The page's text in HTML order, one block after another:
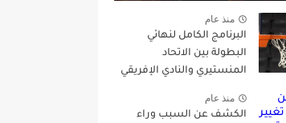
منذ عام
البرنامج الكامل لنهائي
البطولة بين الاتحاد
المنستيري والنادي الإفريقي
منذ عام
الكشف عن السبب وراء